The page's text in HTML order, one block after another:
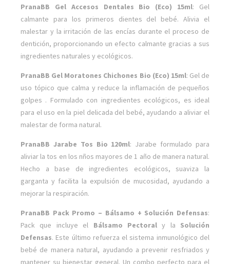
PranaBB Gel Accesos Dentales Bio (Eco) 15ml: Gel
calmante para los primeros dientes del bebé. Alivia el
malestar y la irritación de las encías durante el proceso de
dentición, proporcionando un efecto calmante gracias a sus
ingredientes naturales y ecológicos.
PranaBB Gel Moratones Chichones Bio (Eco) 15ml: Gel de
uso tópico que calma y reduce la inflamación de pequeños
golpes . Formulado con ingredientes ecológicos, es ideal
para el uso en la piel delicada del bebé, ayudando a aliviar el
malestar de forma natural.
PranaBB Jarabe Tos Bio 120ml: Jarabe formulado para
aliviar la tos en los nños mayores de 1 año de manera natural.
Hecho a base de ingredientes ecológicos, suaviza la
garganta y facilita la expulsión de mucosidad, ayudando a
mejorar la respiración.
PranaBB Pack Promo – Bálsamo + Solución Defensas:
Pack que incluye el Bálsamo Pectoraly la Solución
Defensas. Este último refuerza el sistema inmunológico del
bebé de manera natural, ayudando a prevenir resfriados y
mantener su bienestar general. Un combo perfecto para el